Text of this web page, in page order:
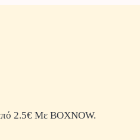
2.5€ Με BOXNOW.